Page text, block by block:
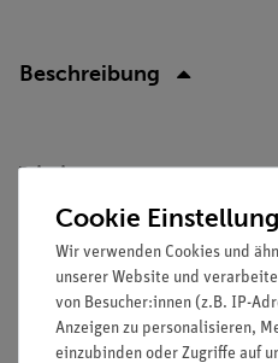
Beschreibung
Prinzip
Gleiche Mengen von heißem
miteinander gemischt. Dabei
Kalorimeter mit kaltem Wasser
gegossen. Die Messung wird
Wärmekapazität des
Cookie
Wir verwenden Cookies und
unserer Website und
von Besucher:innen (z.B. IP-
Anzeigen zu personalisieren,
einzubinden oder Zugriffe auf